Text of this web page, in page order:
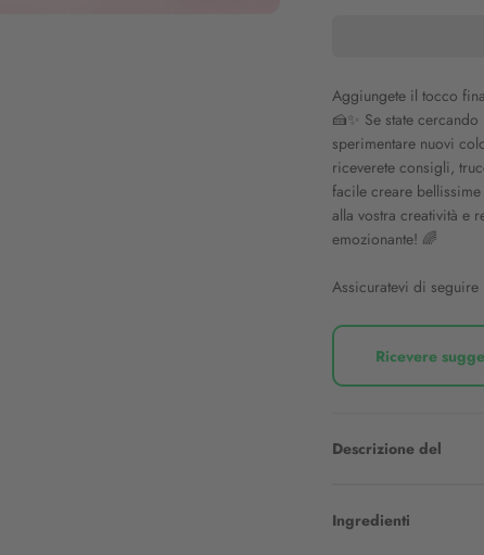
Aggiungete il tocco
🍰✨ Se state
sperimentare nuovi
riceverete consigli,
facile creare
alla vostra creatività e
emozionante! 🌈
Assicuratevi di
Ricevere
Descrizione del
Ingredienti